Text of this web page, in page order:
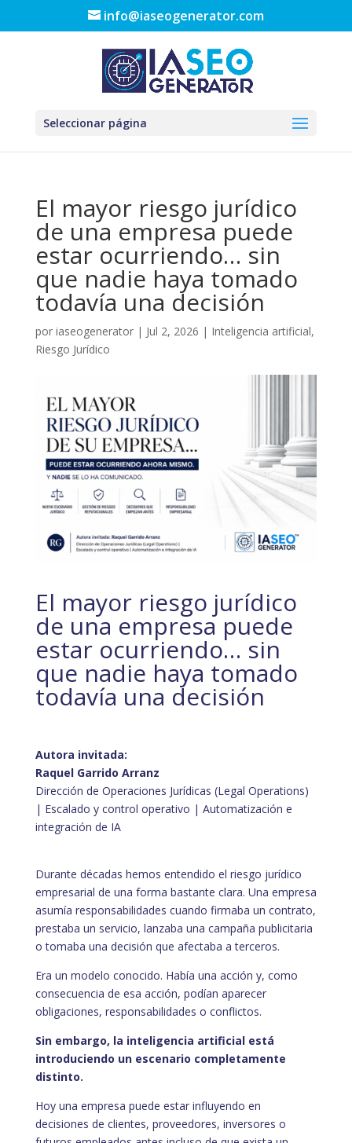
info@iaseogenerator.com
Seleccionar página
El mayor riesgo jurídico
de una empresa puede
estar ocurriendo… sin
que nadie haya tomado
todavía una decisión
por iaseogenerator| Jul 2, 2026 | Inteligencia artificial,
Riesgo Jurídico
El mayor riesgo jurídico
de una empresa puede
estar ocurriendo… sin
que nadie haya tomado
todavía una decisión
Autora invitada:
Raquel Garrido Arranz
Dirección de Operaciones Jurídicas (Legal Operations)
| Escalado y control operativo | Automatización e
integración de IA
Durante décadas hemos entendido el riesgo jurídico
empresarial de una forma bastante clara. Una empresa
asumía responsabilidades cuando firmaba un contrato,
prestaba un servicio, lanzaba una campaña publicitaria
o tomaba una decisión que afectaba a terceros.
Era un modelo conocido. Había una acción y, como
consecuencia de esa acción, podían aparecer
obligaciones, responsabilidades o conflictos.
Sin embargo, la inteligencia artificial está
introduciendo un escenario completamente
distinto.
Hoy una empresa puede estar influyendo en
decisiones de clientes, proveedores, inversores o